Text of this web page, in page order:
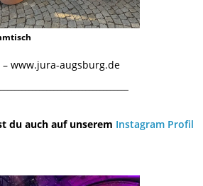
– www.jura-augsburg.de
du auch auf unserem Instagram Profil